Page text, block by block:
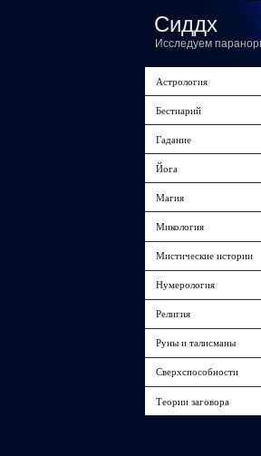
Сиддх
Исследуем
Астрология
Бестиарий
Гадание
Йога
Магия
Микология
Мистические истории
Нумерология
Религия
Руны и талисманы
Сверхспособности
Теории заговора